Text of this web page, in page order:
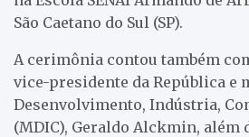
São Caetano do Sul (SP).
A cerimônia contou também
vice-presidente da República e
Desenvolvimento, Indústria,
(MDIC), Geraldo Alckmin, além